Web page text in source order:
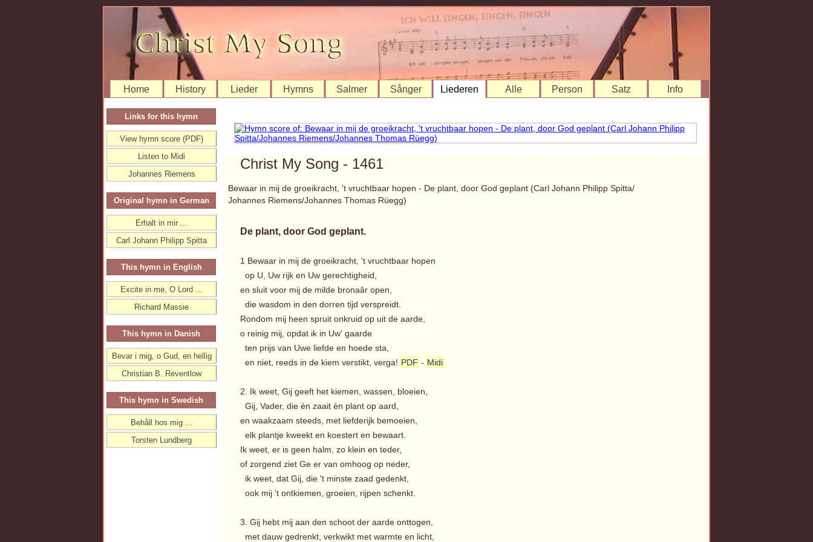
Home History Lieder Hymns Salmer Sånger Liederen Alle Person Satz Info
Christ My Song - 1461
Bewaar in mij de groeikracht, 't vruchtbaar hopen - De plant, door God geplant (Carl Johann Philipp Spitta/
Johannes Riemens/Johannes Thomas Rüegg)
De plant, door God geplant.
1 Bewaar in mij de groeikracht, 't vruchtbaar hopen
op U, Uw rijk en Uw gerechtigheid,
en sluit voor mij de milde bronaâr open,
die wasdom in den dorren tijd verspreidt.
Rondom mij heen spruit onkruid op uit de aarde,
o reinig mij, opdat ik in Uw' gaarde
ten prijs van Uwe liefde en hoede sta,
en niet, reeds in de kiem verstikt, verga! PDF - Midi
2. Ik weet, Gij geeft het kiemen, wassen, bloeien,
Gij, Vader, die èn zaait èn plant op aard,
en waakzaam steeds, met liefderijk bemoeien,
elk plantje kweekt en koestert en bewaart.
Ik weet, er is geen halm, zo klein en teder,
of zorgend ziet Ge er van omhoog op neder,
ik weet, dat Gij, die 't minste zaad gedenkt,
ook mij 't ontkiemen, groeien, rijpen schenkt.
3. Gij hebt mij aan den schoot der aarde onttogen,
met dauw gedrenkt, verkwikt met warmte en licht,
Links for this hymn
View hymn score (PDF)
Listen to Midi
Johannes Riemens
Original hymn in German
Erhalt in mir ...
Carl Johann Philipp Spitta
This hymn in English
Excite in me, O Lord ...
Richard Massie
This hymn in Danish
Bevar i mig, o Gud, en hellig
Christian B. Reventlow
This hymn in Swedish
Behåll hos mig ...
Torsten Lundberg